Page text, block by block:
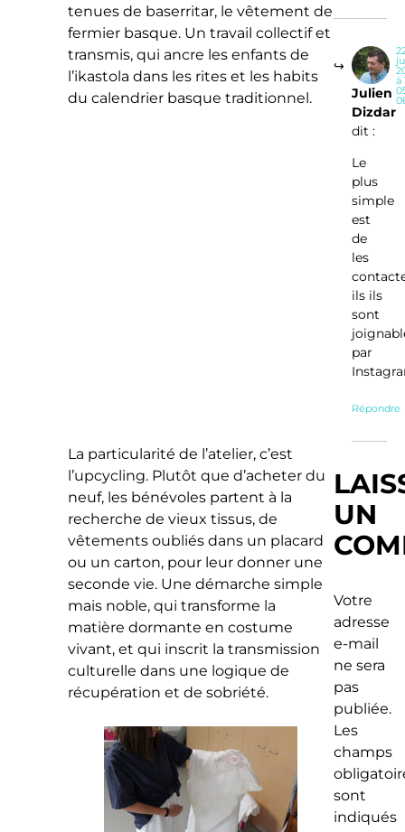
tenues de baserritar, le vêtement de
fermier basque. Un travail collectif et
transmis, qui ancre les enfants de
l’ikastola dans les rites et les habits
du calendrier basque traditionnel.
La particularité de l’atelier, c’est
l’upcycling. Plutôt que d’acheter du
neuf, les bénévoles partent à la
recherche de vieux tissus, de
vêtements oubliés dans un placard
ou un carton, pour leur donner une
seconde vie. Une démarche simple
mais noble, qui transforme la
matière dormante en costume
vivant, et qui inscrit la transmission
culturelle dans une logique de
récupération et de sobriété.
Julien
Dizdar
dit :
à
Le
plus
simple
est
de
les
ils ils
sont
par
Répondre
UN
Votre
adresse
e-mail
ne sera
pas
publiée.
Les
champs
sont
indiqués